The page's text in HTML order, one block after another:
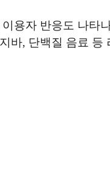
용자 반응도 나타
바, 단백질 음료